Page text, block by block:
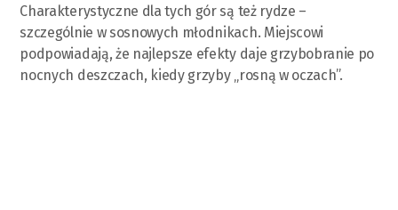
Charakterystyczne dla tych gór są też rydze –
szczególnie w sosnowych młodnikach. Miejscowi
podpowiadają, że najlepsze efekty daje grzybobranie po
nocnych deszczach, kiedy grzyby „rosną w oczach”.